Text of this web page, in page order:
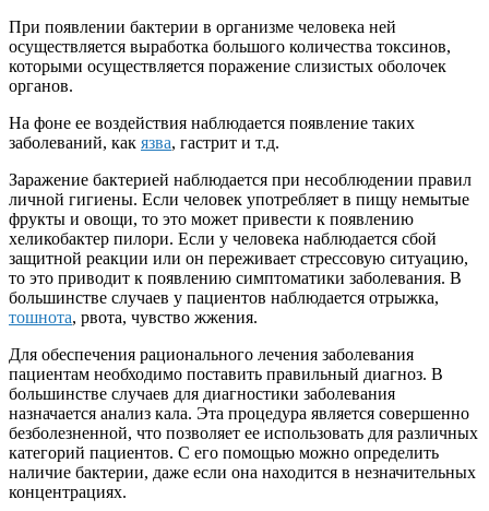
При появлении бактерии в организме человека ней
осуществляется выработка большого количества токсинов,
которыми осуществляется поражение слизистых оболочек
органов.
На фоне ее воздействия наблюдается появление таких
заболеваний, как язва, гастрит и т.д.
Заражение бактерией наблюдается при несоблюдении правил
личной гигиены. Если человек употребляет в пищу немытые
фрукты и овощи, то это может привести к появлению
хеликобактер пилори. Если у человека наблюдается сбой
защитной реакции или он переживает стрессовую ситуацию,
то это приводит к появлению симптоматики заболевания. В
большинстве случаев у пациентов наблюдается отрыжка,
тошнота, рвота, чувство жжения.
Для обеспечения рационального лечения заболевания
пациентам необходимо поставить правильный диагноз. В
большинстве случаев для диагностики заболевания
назначается анализ кала. Эта процедура является совершенно
безболезненной, что позволяет ее использовать для различных
категорий пациентов. С его помощью можно определить
наличие бактерии, даже если она находится в незначительных
концентрациях.